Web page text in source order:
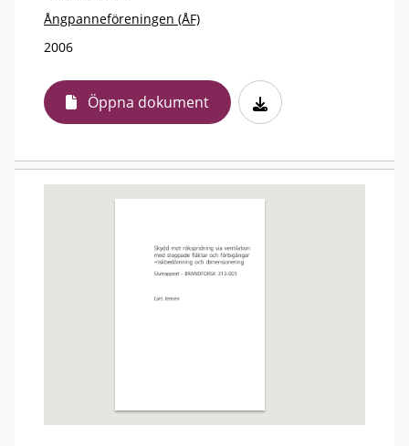
Ångpanneföreningen (ÅF)
2006
Öppna dokument